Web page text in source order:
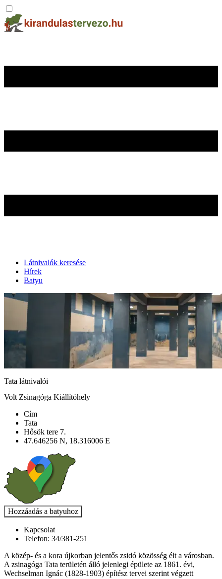
Látnivalók keresése
Hírek
Batyu
Tata látnivalói
Volt Zsinagóga Kiállítóhely
Cím
Tata
Hősök tere 7.
47.646256 N, 18.316006 E
Kapcsolat
Telefon: 34/381-251
A közép- és a kora újkorban jelentős zsidó közösség élt a városban.
A zsinagóga Tata területén álló jelenlegi épülete az 1861. évi,
Wechselman Ignác (1828-1903) építész tervei szerint végzett